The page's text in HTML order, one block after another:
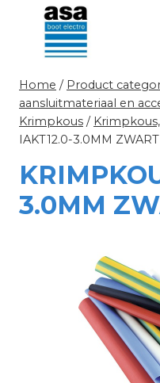
Doorgaan
inhoud
Home / Product
aansluitmateriaal en
Krimpkous /
IAKT12.0-3.0MM ZWART
3.0MM